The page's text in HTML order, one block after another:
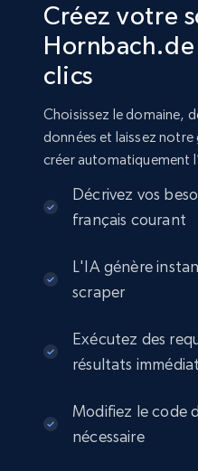
Créez votre
clics
Choisissez le domaine,
données et laissez notre
créer automatiquement
Décrivez vos
français courant
L'IA génère
scraper
Exécutez des
résultats
Modifiez le code
nécessaire